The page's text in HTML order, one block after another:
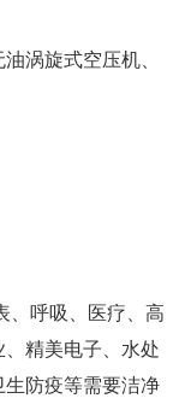
涡旋式空压机、
、呼吸、医疗、高
精美电子、水处
防疫等需要洁净